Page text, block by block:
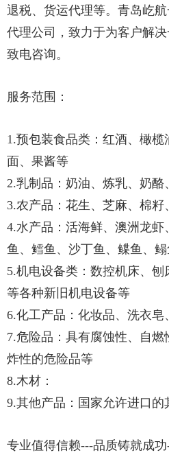
退税、货运代理等。青岛屹
代理公司，致力于为客户解决
致电咨询。
服务范围：
1.预包装食品类：红酒、橄榄
面、果酱等
2.乳制品：奶油、炼乳、奶酪
3.农产品：花生、芝麻、棉籽
4.水产品：活海鲜、澳洲龙
鱼、鳕鱼、沙丁鱼、鲽鱼、
5.机电设备类：数控机床、
等各种新旧机电设备等
6.化工产品：化妆品、洗衣皂
7.危险品：具有腐蚀性、自
炸性的危险品等
8.木材：
9.其他产品：国家允许进口的
专业值得信赖---品质铸就成